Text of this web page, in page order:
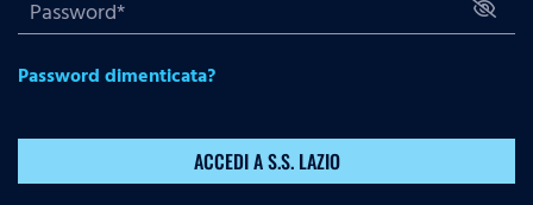
Password dimenticata?
ACCEDI A S.S. LAZIO